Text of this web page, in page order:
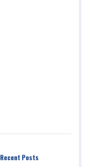
Recent Posts